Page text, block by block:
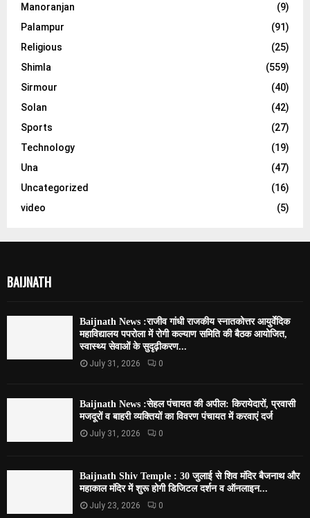
Manoranjan
(9)
Palampur
(91)
Religious
(25)
Shimla
(559)
Sirmour
(40)
Solan
(42)
Sports
(27)
Technology
(19)
Una
(47)
Uncategorized
(16)
video
(5)
BAIJNATH
Baijnath News :राजीव गांधी राजकीय स्नातकोत्तर आयुर्वेदिक
महाविद्यालय पपरोला में रोगी कल्याण समिति की बैठक आयोजित,
स्वास्थ्य सेवाओं के सुदृढ़ीकरण...
July 31, 2026 0
Baijnath News :सेहल पंचायत की अपील: किरायेदारों, प्रवासी
मजदूरों व बाहरी व्यक्तियों का विवरण पंचायत में करवाएं दर्ज
July 31, 2026 0
Baijnath Shiv Temple : 30 जुलाई से शिव मंदिर बैजनाथ और
महाकाल मंदिर में शुरू होगी डिजिटल दर्शन व ऑनलाइन...
July 23, 2026 0